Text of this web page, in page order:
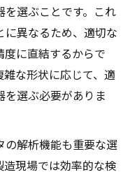
探傷試験の最新ト
る超音波探傷試験
革新がもたらす効
・デジタル化の動
選ぶことです。これ
に異なるため、適切な
に直結するからで
な形状に応じて、適
選ぶ必要がありま
の解析機能も重要な選
現場では効率的な検